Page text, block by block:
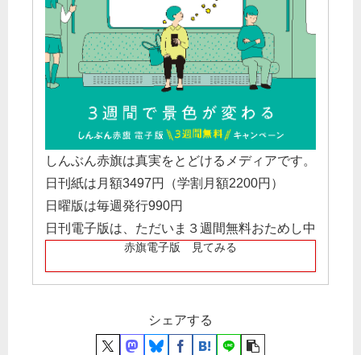
しんぶん赤旗は真実をとどけるメディアです。
日刊紙は月額3497円（学割月額2200円）
日曜版は毎週発行990円
日刊電子版は、ただいま３週間無料おためし中
赤旗電子版 見てみる
シェアする